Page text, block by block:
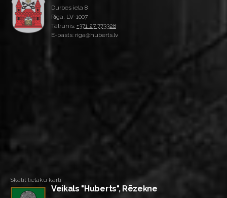
Durbes iela 8
Rīga, LV-1007
Tālrunis: +371 27 773328
E-pasts: riga@huberts.lv
Skatīt lielāku karti
Veikals "Huberts", Rēzekne